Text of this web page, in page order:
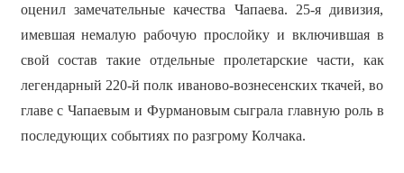
оценил замечательные качества Чапаева. 25-я дивизия,
имевшая немалую рабочую прослойку и включившая в
свой состав такие отдельные пролетарские части, как
легендарный 220-й полк иваново-вознесенских ткачей, во
главе с Чапаевым и Фурмановым сыграла главную роль в
последующих событиях по разгрому Колчака.